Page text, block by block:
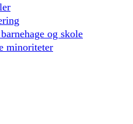
og skole
minoriteter